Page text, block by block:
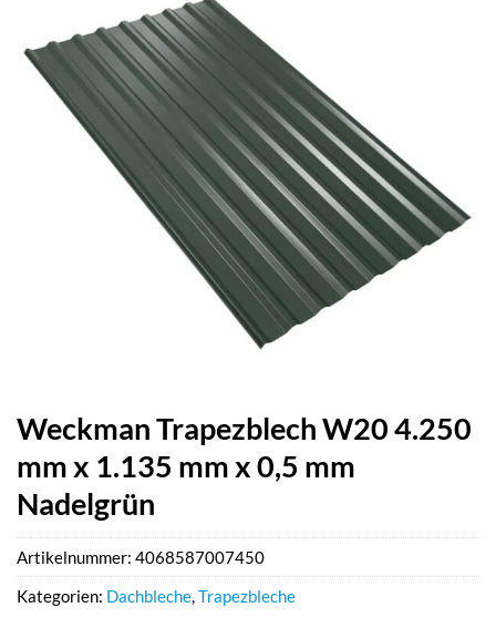
Weckman Trapezblech W20 4.250
mm x 1.135 mm x 0,5 mm
Nadelgrün
Artikelnummer: 4068587007450
Kategorien: Dachbleche,Trapezbleche